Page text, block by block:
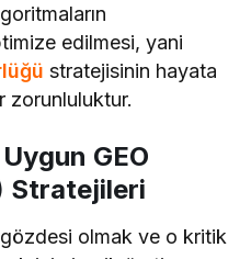
edilmesi, yani
stratejisinin hayata
zorunluluktur.
GEO
Stratejileri
olmak ve o kritik